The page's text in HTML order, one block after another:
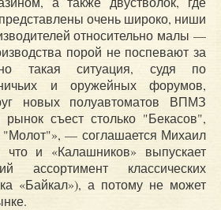
очень широко, ниши
относительно малы —
порой не поспевают за
такая ситуация, судя по
и оружейных форумов,
новых полуавтоматов ВПМЗ
съест столько "Бекасов",
"Молот"», — соглашается Михаил
что и «Калашников» выпускает
ассортимент классических
«Байкал»), а потому не может